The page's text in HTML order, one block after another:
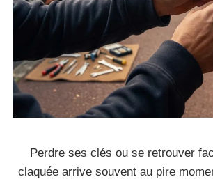
Perdre ses clés ou se retrouver
claquée arrive souvent au pire